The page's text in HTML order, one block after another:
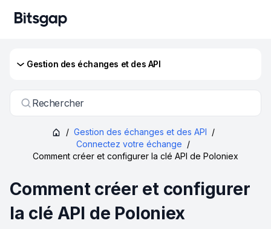
Gestion des échanges et des API
Rechercher
/ Gestion des échanges et des API /
Connectez votre échange /
Comment créer et configurer la clé API de Poloniex
Comment créer et configurer
la clé API de Poloniex